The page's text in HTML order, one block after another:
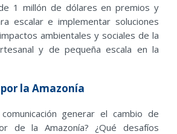
1 millón de dólares en premios y
escalar e implementar soluciones
ambientales y sociales de la
y de pequeña escala en la
la Amazonía
generar el cambio de
de la Amazonía? ¿Qué desafíos